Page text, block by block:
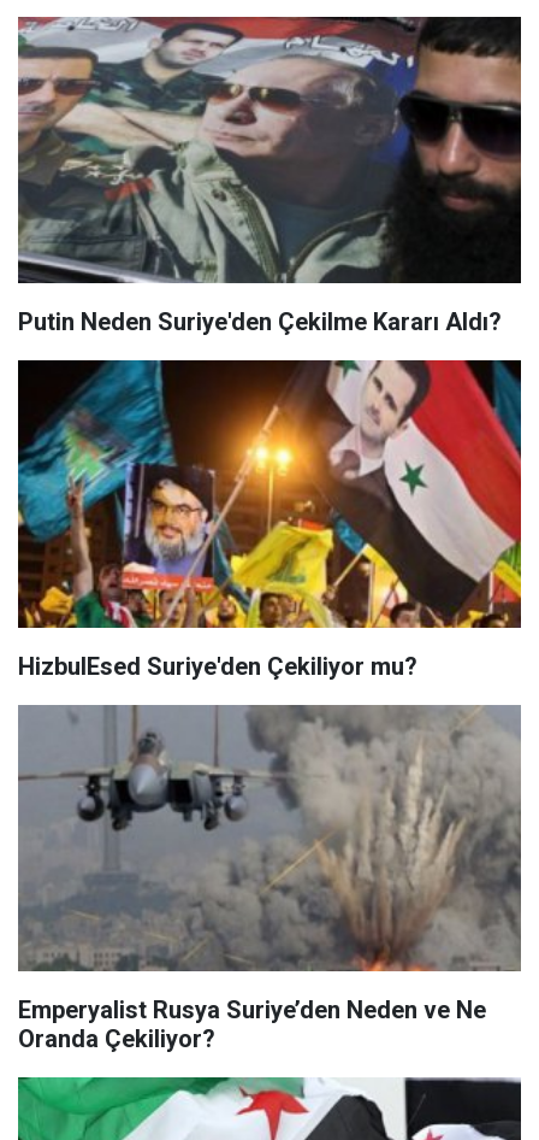
Putin Neden Suriye'den Çekilme Kararı Aldı?
HizbulEsed Suriye'den Çekiliyor mu?
Emperyalist Rusya Suriye’den Neden ve Ne
Oranda Çekiliyor?